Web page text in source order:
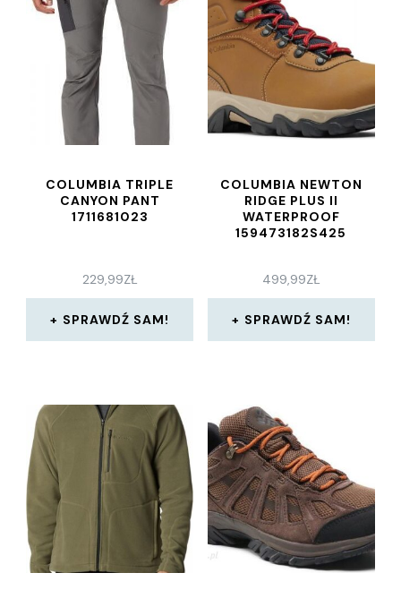
COLUMBIA TRIPLE
CANYON PANT
1711681023
229,99ZŁ
SPRAWDŹ SAM!
COLUMBIA NEWTON
RIDGE PLUS II
WATERPROOF
159473182S425
499,99ZŁ
SPRAWDŹ SAM!